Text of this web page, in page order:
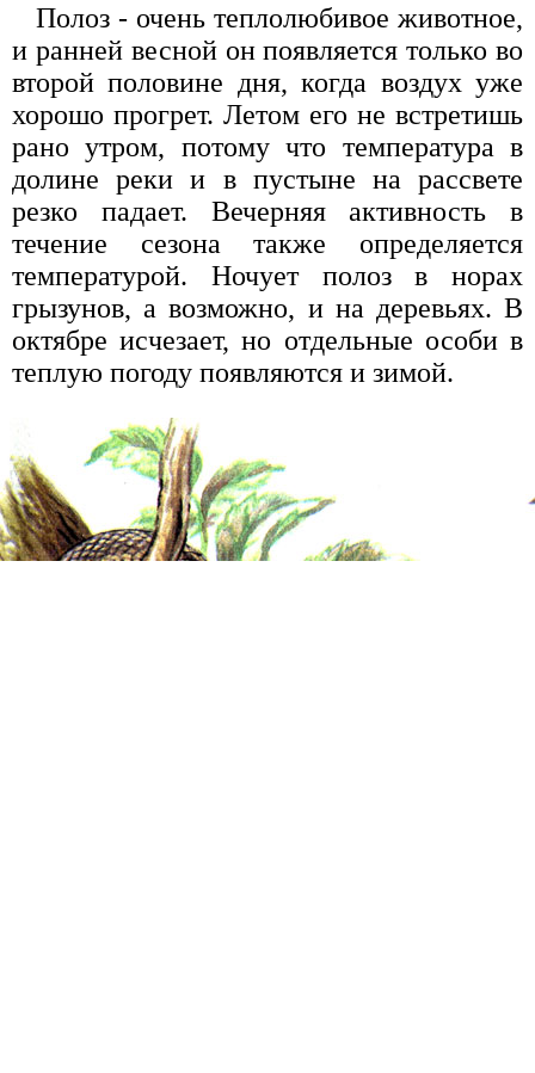
Полоз - очень теплолюбивое животное,
и ранней весной он появляется только во
второй половине дня, когда воздух уже
хорошо прогрет. Летом его не встретишь
рано утром, потому что температура в
долине реки и в пустыне на рассвете
резко падает. Вечерняя активность в
течение сезона также определяется
температурой. Ночует полоз в норах
грызунов, а возможно, и на деревьях. В
октябре исчезает, но отдельные особи в
теплую погоду появляются и зимой.